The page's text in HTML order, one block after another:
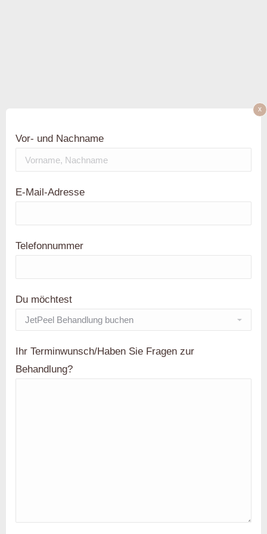
Vor- und Nachname
E-Mail-Adresse
Telefonnummer
Du möchtest
Ihr Terminwunsch/Haben Sie Fragen zur
Behandlung?
x